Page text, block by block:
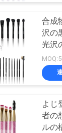
造のブ
合成
沢の
光沢
付い
ブラ
よじ
者の
ルの